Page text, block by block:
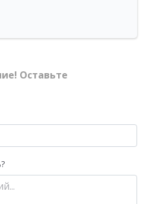
Оставьте